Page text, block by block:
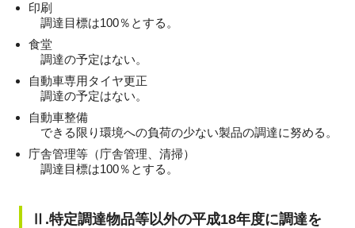
印刷
調達目標は100％とする。
食堂
調達の予定はない。
自動車専用タイヤ更正
調達の予定はない。
自動車整備
できる限り環境への負荷の少ない製品の調達に努める。
庁舎管理等（庁舎管理、清掃）
調達目標は100％とする。
Ⅱ.特定調達物品等以外の平成18年度に調達を